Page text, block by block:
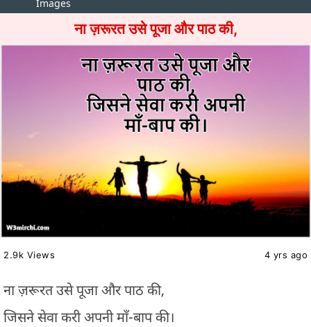
Images
ना ज़रूरत उसे पूजा और पाठ की,
2.9k Views 4 yrs ago
ना ज़रूरत उसे पूजा और पाठ की,
जिसने सेवा करी अपनी माँ-बाप की।